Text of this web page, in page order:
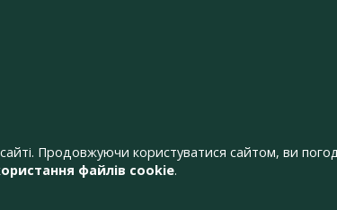
Продовжуючи користуватися сайтом, ви
файлів cookie.